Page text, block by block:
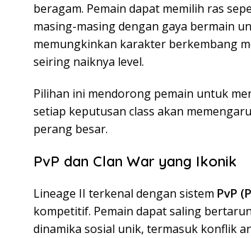
beragam. Pemain dapat memilih ras
masing-masing dengan gaya bermain
memungkinkan karakter berkembang
seiring naiknya level.
Pilihan ini mendorong pemain untuk
setiap keputusan class akan
perang besar.
PvP dan Clan War yang Ikonik
Lineage II terkenal dengan sistem PvP
kompetitif. Pemain dapat saling
dinamika sosial unik, termasuk konflik